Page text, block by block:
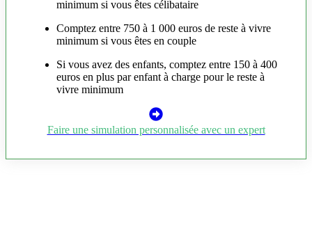
minimum si vous êtes célibataire
Comptez entre 750 à 1 000 euros de reste à vivre
minimum si vous êtes en couple
Si vous avez des enfants, comptez entre 150 à 400
euros en plus par enfant à charge pour le reste à
vivre minimum
Faire une simulation personnalisée avec un expert